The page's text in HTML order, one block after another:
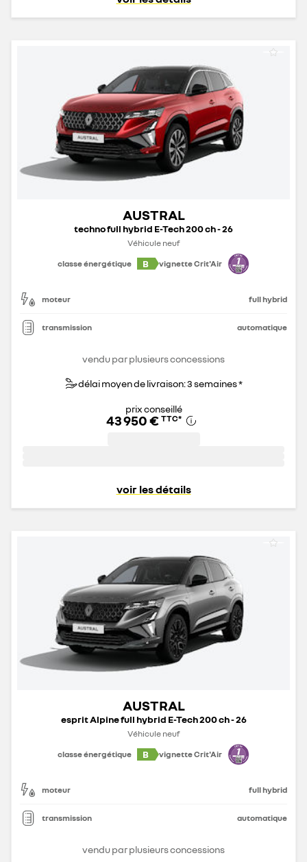
AUSTRAL
techno full hybrid E-Tech 200 ch - 26
Véhicule neuf
classe énergétique
B vignette Crit'Air
moteur full hybrid
transmission automatique
vendu par plusieurs concessions
délai moyen de livraison: 3 semaines *
prix conseillé
43 950 € TTC*
voir les détails
AUSTRAL
esprit Alpine full hybrid E-Tech 200 ch - 26
Véhicule neuf
classe énergétique
B vignette Crit'Air
moteur full hybrid
transmission automatique
vendu par plusieurs concessions